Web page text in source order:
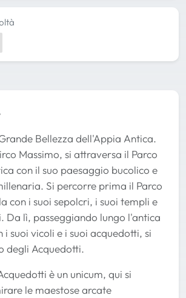
Bellezza dell'Appia Antica.
Massimo, si attraversa il Parco
con il suo paesaggio bucolico e
Si percorre prima il Parco
con i suoi sepolcri, i suoi templi e
Da lì, passeggiando lungo l'antica
i suoi vicoli e i suoi acquedotti, si
degli Acquedotti.
è un unicum, qui si
le maestose arcate